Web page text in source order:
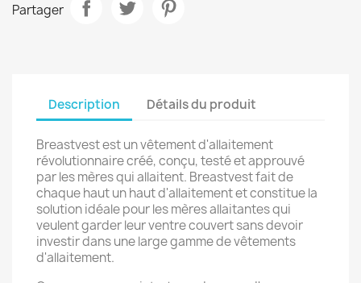
Partager
Description Détails du produit
Breastvest est un vêtement d'allaitement
révolutionnaire créé, conçu, testé et approuvé
par les mères qui allaitent. Breastvest fait de
chaque haut un haut d'allaitement et constitue la
solution idéale pour les mères allaitantes qui
veulent garder leur ventre couvert sans devoir
investir dans une large gamme de vêtements
d'allaitement.